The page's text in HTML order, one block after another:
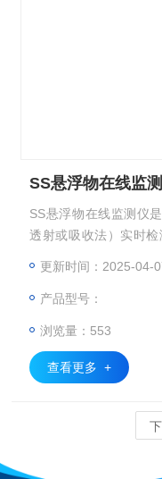
SS悬浮物在线监
SS悬浮物在线监测仪
透射或吸收法）实时检
更新时间：2025-04-
产品型号：
浏览量：553
查看更多 +